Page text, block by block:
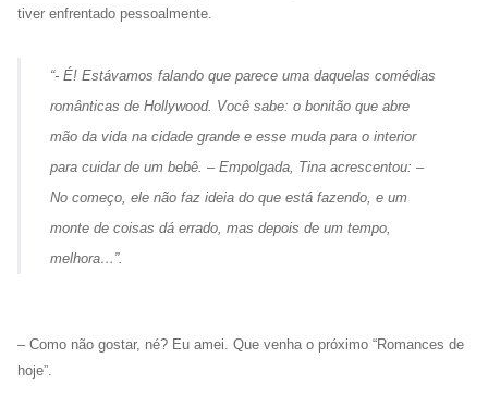
tiver enfrentado pessoalmente.
“-É! Estávamos falando que parece uma daquelas comédias
românticas de Hollywood. Você sabe: o bonitão que abre
mão da vida na cidade grande e esse muda para o interior
para cuidar de um bebê. – Empolgada, Tina acrescentou: –
No começo, ele não faz ideia do que está fazendo, e um
monte de coisas dá errado, mas depois de um tempo,
melhora… ”.
– Como não gostar, né? Eu amei. Que venha o próximo “Romances de
hoje”.